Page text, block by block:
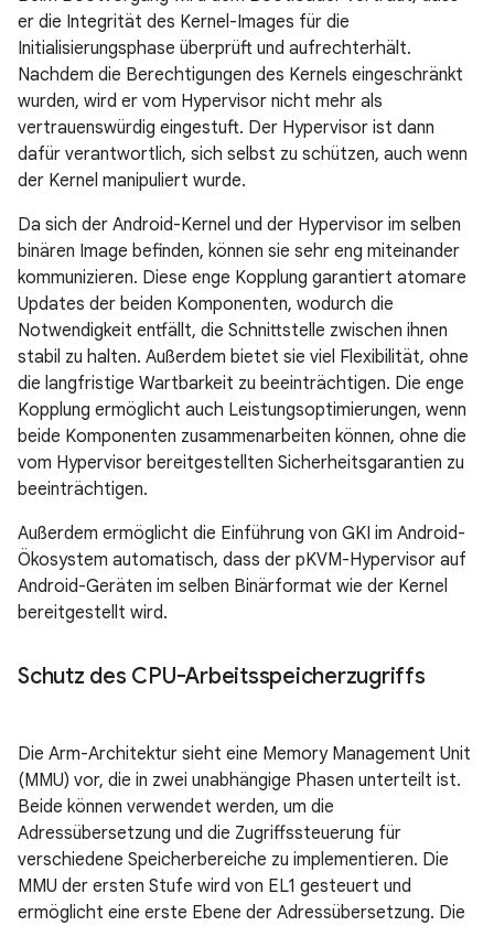
er die Integrität des Kernel-Images für die
Initialisierungsphase überprüft und aufrechterhält.
Nachdem die Berechtigungen des Kernels eingeschränkt
wurden, wird er vom Hypervisor nicht mehr als
vertrauenswürdig eingestuft. Der Hypervisor ist dann
dafür verantwortlich, sich selbst zu schützen, auch wenn
der Kernel manipuliert wurde.
Da sich der Android-Kernel und der Hypervisor im selben
binären Image befinden, können sie sehr eng miteinander
kommunizieren. Diese enge Kopplung garantiert atomare
Updates der beiden Komponenten, wodurch die
Notwendigkeit entfällt, die Schnittstelle zwischen ihnen
stabil zu halten. Außerdem bietet sie viel Flexibilität, ohne
die langfristige Wartbarkeit zu beeinträchtigen. Die enge
Kopplung ermöglicht auch Leistungsoptimierungen, wenn
beide Komponenten zusammenarbeiten können, ohne die
vom Hypervisor bereitgestellten Sicherheitsgarantien zu
beeinträchtigen.
Außerdem ermöglicht die Einführung von GKI im Android-
Ökosystem automatisch, dass der pKVM-Hypervisor auf
Android-Geräten im selben Binärformat wie der Kernel
bereitgestellt wird.
Schutz des CPU-Arbeitsspeicherzugriffs
Die Arm-Architektur sieht eine Memory Management Unit
(MMU) vor, die in zwei unabhängige Phasen unterteilt ist.
Beide können verwendet werden, um die
Adressübersetzung und die Zugriffssteuerung für
verschiedene Speicherbereiche zu implementieren. Die
MMU der ersten Stufe wird von EL1 gesteuert und
ermöglicht eine erste Ebene der Adressübersetzung. Die